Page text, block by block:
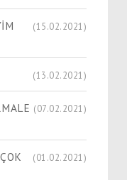
(15.02.2021)
(13.02.2021)
(07.02.2021)
(01.02.2021)